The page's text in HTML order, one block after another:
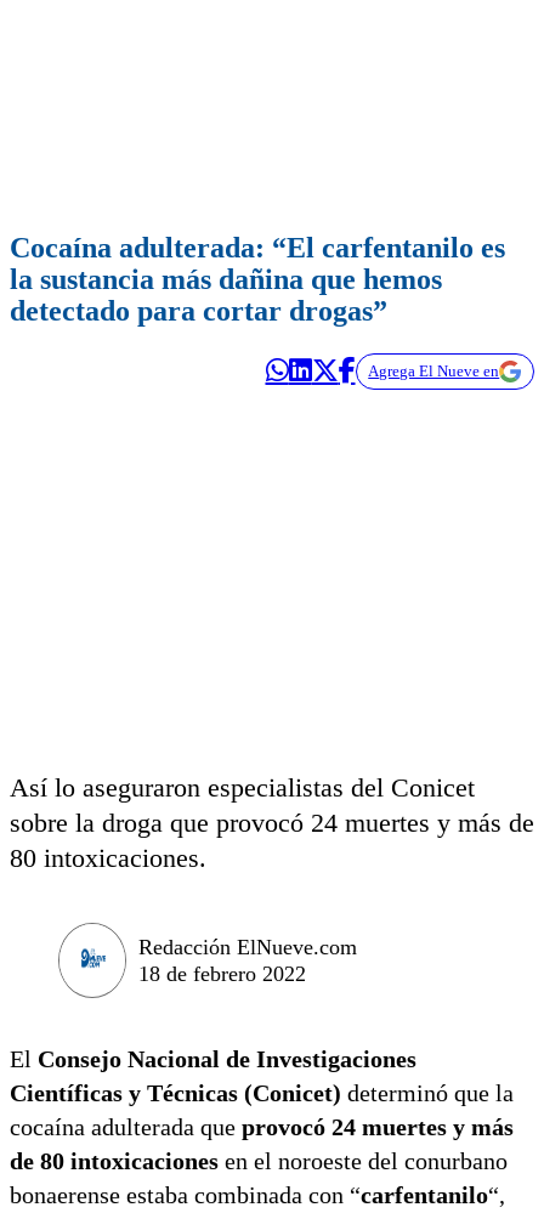
Cocaína adulterada: “El carfentanilo es
la sustancia más dañina que hemos
detectado para cortar drogas”
Agrega El Nueve en
Así lo aseguraron especialistas del Conicet
sobre la droga que provocó 24 muertes y más de
80 intoxicaciones.
Redacción ElNueve.com
18 de febrero 2022
El Consejo Nacional de Investigaciones
Científicas y Técnicas (Conicet) determinó que la
cocaína adulterada que provocó 24 muertes y más
de 80 intoxicaciones en el noroeste del conurbano
bonaerense estaba combinada con “carfentanilo“,